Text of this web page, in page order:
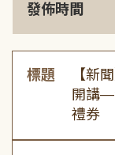
發佈時間
標題
【新
開講—
禮券